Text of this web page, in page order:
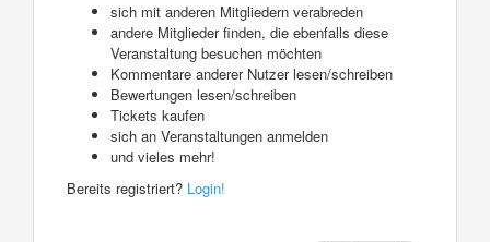
sich mit anderen Mitgliedern verabreden
andere Mitglieder finden, die ebenfalls diese
Veranstaltung besuchen möchten
Kommentare anderer Nutzer lesen/schreiben
Bewertungen lesen/schreiben
Tickets kaufen
sich an Veranstaltungen anmelden
und vieles mehr!
Bereits registriert? Login!